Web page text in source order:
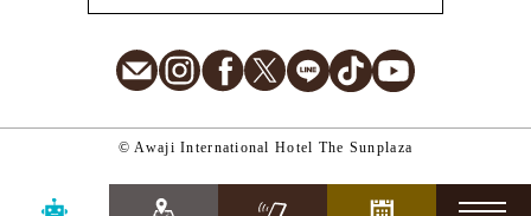
E-MailInstagramFacebook
X LINETikTok
© Awaji International Hotel The Sunplaza